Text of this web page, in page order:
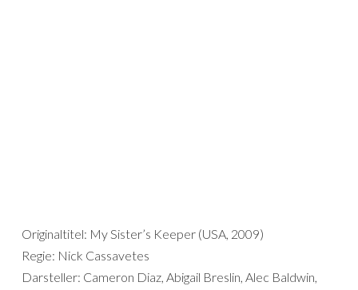
Originaltitel: My Sister’s Keeper (USA, 2009)
Regie: Nick Cassavetes
Darsteller: Cameron Diaz, Abigail Breslin, Alec Baldwin,